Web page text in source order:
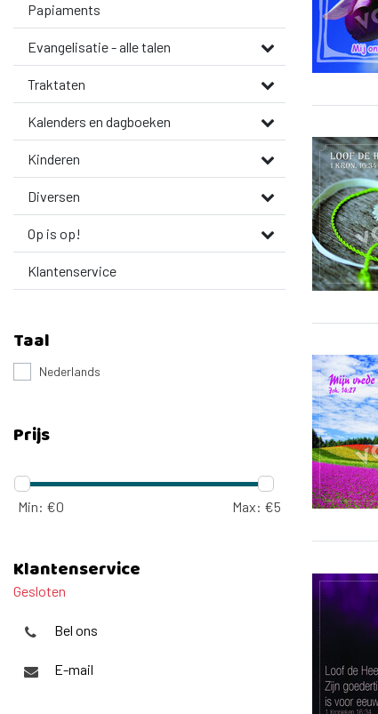
Papiaments
Evangelisatie - alle talen
Traktaten
Kalenders en dagboeken
Kinderen
Diversen
Op is op!
Klantenservice
Taal
Nederlands
Prijs
Min: €0 Max: €5
Klantenservice
Gesloten
Bel ons
E-mail